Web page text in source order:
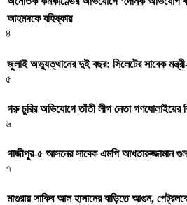
আহমদকে বহিষ্কার
৪
জুলাই অভ্যুত্থানের দুই বছর: সিলেটের সাবেক
৫
গরু চুরির অভিযোগে তাঁতী লীগ নেতা গণধোলাইয়ের
৬
গাজীপুর-৫ আসনের সাবেক এমপি আখতারুজ্জামান
৭
মাগুরায় সাকিব আল হাসানের বাড়িতে আগুন,